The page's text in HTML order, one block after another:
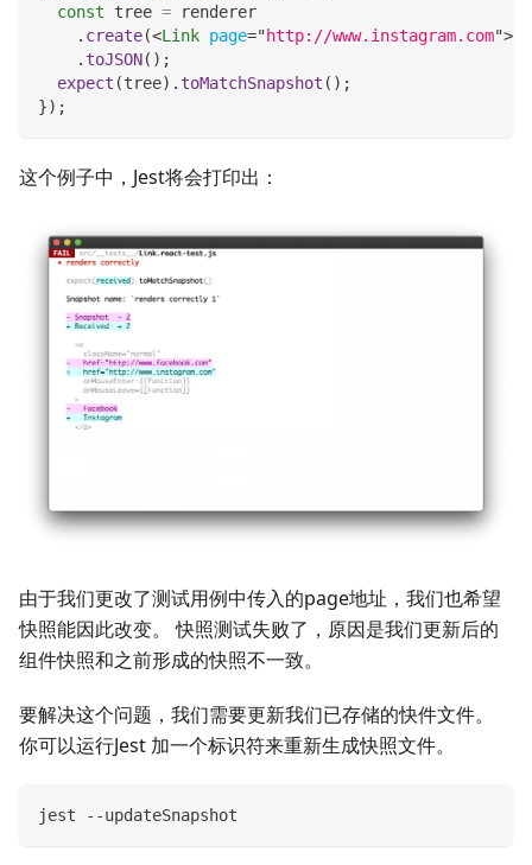
const tree = renderer
. create(<Link page="http://www.instagram.com">
. toJSON( ) ;
expect (tree) . toMatchSnapshot ( ) ;
}) ;
这个例子中，Jest将会打印出：
由于我们更改了测试用例中传入的page地址，我们也希望
快照能因此改变。 快照测试失败了，原因是我们更新后的
组件快照和之前形成的快照不一致。
要解决这个问题，我们需要更新我们已存储的快件文件。
你可以运行Jest 加一个标识符来重新生成快照文件。
jest --updateSnapshot